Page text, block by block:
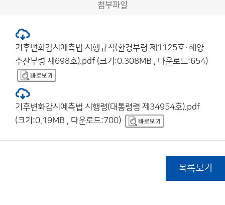
첨부파일
기후변화감시예측법 시행규칙(환경부령 제1125호·해양
수산부령 제698호).pdf (크기:0.308MB , 다운로드:654)
기후변화감시예측법 시행령(대통령령 제34954호).pdf
(크기:0.19MB , 다운로드:700)
목록보기